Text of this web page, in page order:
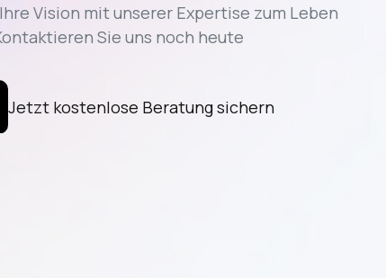
Vision mit unserer Expertise zum Leben
Sie uns noch heute
Jetzt kostenlose Beratung sichern